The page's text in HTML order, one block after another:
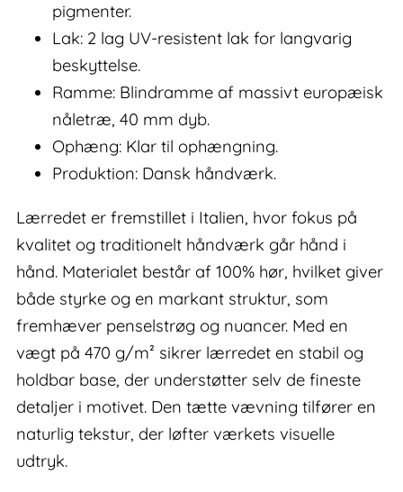
pigmenter.
Lak: 2 lag UV-resistent lak for langvarig
beskyttelse.
Ramme: Blindramme af massivt europæisk
nåletræ, 40 mm dyb.
Ophæng: Klar til ophængning.
Produktion: Dansk håndværk.
Lærredet er fremstillet i Italien, hvor fokus på
kvalitet og traditionelt håndværk går hånd i
hånd. Materialet består af 100% hør, hvilket giver
både styrke og en markant struktur, som
fremhæver penselstrøg og nuancer. Med en
vægt på 470 g/m² sikrer lærredet en stabil og
holdbar base, der understøtter selv de fineste
detaljer i motivet. Den tætte vævning tilfører en
naturlig tekstur, der løfter værkets visuelle
udtryk.